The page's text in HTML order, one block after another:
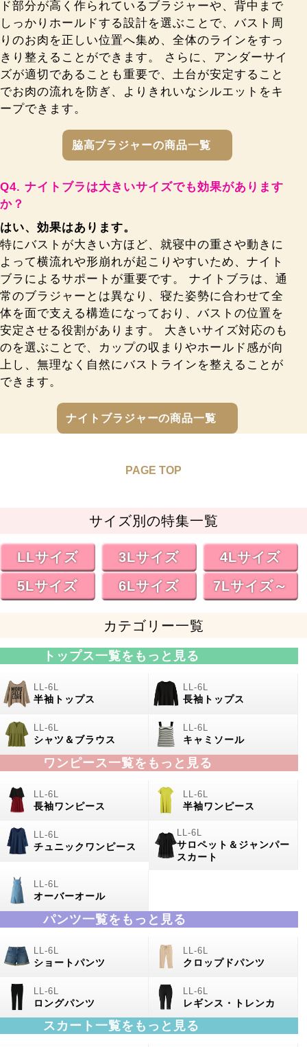
ド部分が高く作られているブラジャーや、背中まで
しっかりホールドする設計を選ぶことで、バスト周
りのお肉を正しい位置へ集め、全体のラインをすっ
きり整えることができます。 さらに、アンダーサイ
ズが適切であることも重要で、土台が安定すること
でお肉の流れを防ぎ、よりきれいなシルエットをキ
ープできます。
脇高ブラジャーの商品一覧
ナイトブラは大きいサイズでも効果があります
か？
はい、効果はあります。
特にバストが大きい方ほど、就寝中の重さや動きに
よって横流れや形崩れが起こりやすいため、ナイト
ブラによるサポートが重要です。 ナイトブラは、通
常のブラジャーとは異なり、寝た姿勢に合わせて全
体を面で支える構造になっており、バストの位置を
安定させる役割があります。 大きいサイズ対応のも
のを選ぶことで、カップの収まりやホールド感が向
上し、無理なく自然にバストラインを整えることが
できます。
ナイトブラジャーの商品一覧
PAGE TOP
サイズ別の特集一覧
LLサイズ 3Lサイズ
4Lサイズ
5Lサイズ
6Lサイズ 7Lサイズ～
カテゴリー一覧
トップス一覧をもっと見る
半袖トップス 長袖トップス
シャツ＆ブラウス キャミソール
ワンピース一覧をもっと見る
長袖ワンピース 半袖ワンピース
チュニックワンピース
サロペット＆ジャンパー
スカート
オーバーオール
パンツ一覧をもっと見る
ショートパンツ クロップドパンツ
ロングパンツ レギンス・トレンカ
スカート一覧をもっと見る